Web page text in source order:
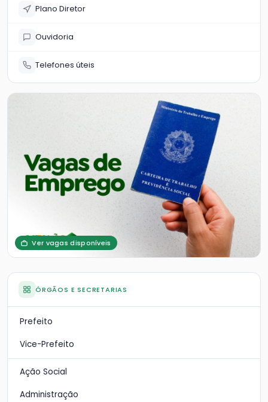
Plano Diretor
Ouvidoria
Telefones úteis
Ver vagas disponíveis
ÓRGÃOS E SECRETARIAS
Prefeito
Vice-Prefeito
Ação Social
Administração